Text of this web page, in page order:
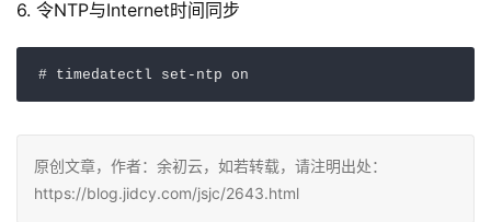
6. 令NTP与Internet时间同步
# timedatectl set-ntp on
原创文章，作者：余初云，如若转载，请注明出处：
https://blog.jidcy.com/jsjc/2643.html